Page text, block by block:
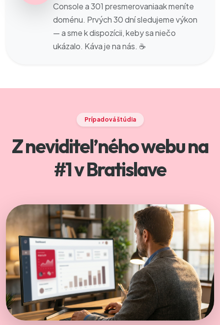
Console a 301 presmerovaniaak meníte
doménu. Prvých 30 dní sledujeme výkon
— a sme k dispozícii, keby sa niečo
ukázalo. Káva je na nás. ☕
Prípadová štúdia
Z neviditeľného webuna
#1 v Bratislave